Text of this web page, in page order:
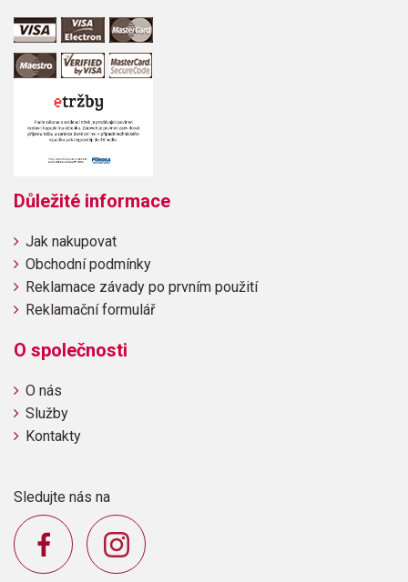
Důležité informace
Jak nakupovat
Obchodní podmínky
Reklamace závady po prvním použití
Reklamační formulář
O společnosti
O nás
Služby
Kontakty
Sledujte nás na